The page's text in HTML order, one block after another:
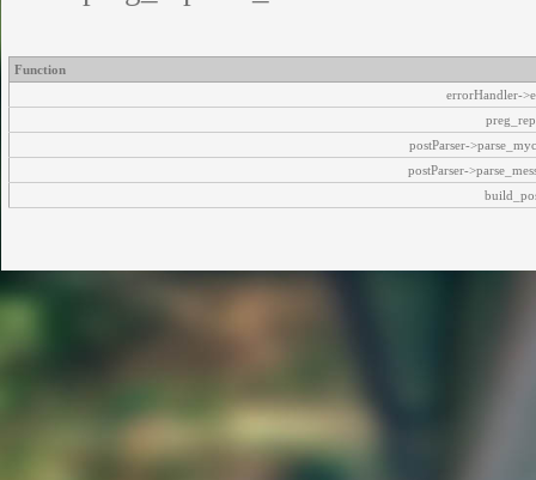
Function
errorHandler-
postParser-
postParser-